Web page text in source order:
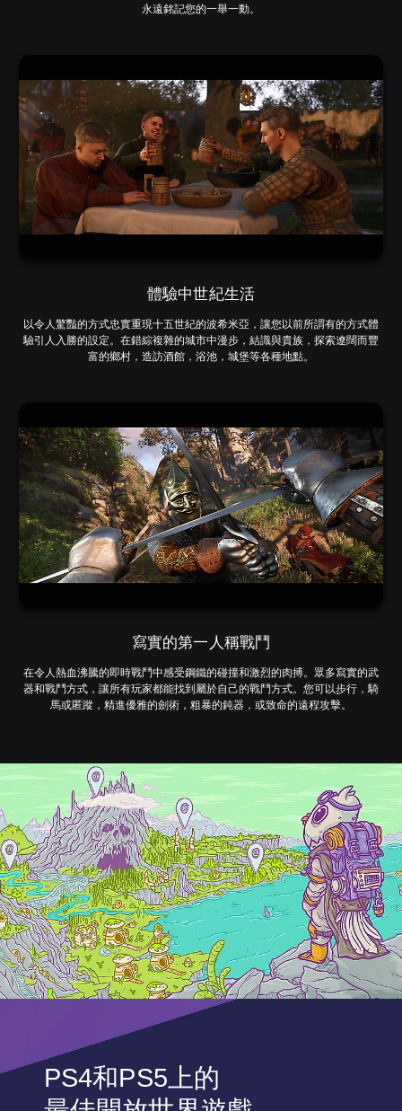
永遠銘記您的一舉一動。
體驗中世紀生活
以令人驚豔的方式忠實重現十五世紀的波希米亞，讓您以前所謂有的方式體
驗引人入勝的設定。在錯綜複雜的城市中漫步，結識與貴族，探索遼闊而豐
富的鄉村，造訪酒館，浴池，城堡等各種地點。
寫實的第一人稱戰鬥
在令人熱血沸騰的即時戰鬥中感受鋼鐵的碰撞和激烈的肉搏。眾多寫實的武
器和戰鬥方式，讓所有玩家都能找到屬於自己的戰鬥方式。您可以步行，騎
馬或匿蹤，精進優雅的劍術，粗暴的鈍器，或致命的遠程攻擊。
PS4和PS5上的